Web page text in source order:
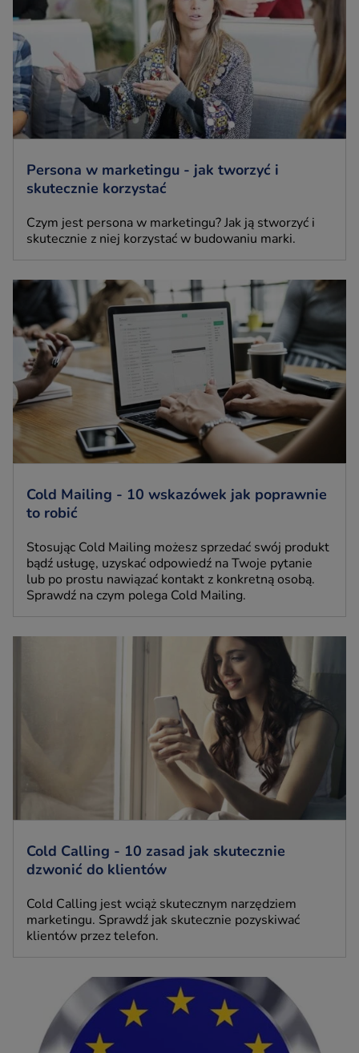
Persona w marketingu - jak tworzyć i
skutecznie korzystać
Czym jest persona w marketingu? Jak ją stworzyć i
skutecznie z niej korzystać w budowaniu marki.
Cold Mailing - 10 wskazówek jak poprawnie
to robić
Stosując Cold Mailing możesz sprzedać swój produkt
bądź usługę, uzyskać odpowiedź na Twoje pytanie
lub po prostu nawiązać kontakt z konkretną osobą.
Sprawdź na czym polega Cold Mailing.
Cold Calling - 10 zasad jak skutecznie
dzwonić do klientów
Cold Calling jest wciąż skutecznym narzędziem
marketingu. Sprawdź jak skutecznie pozyskiwać
klientów przez telefon.